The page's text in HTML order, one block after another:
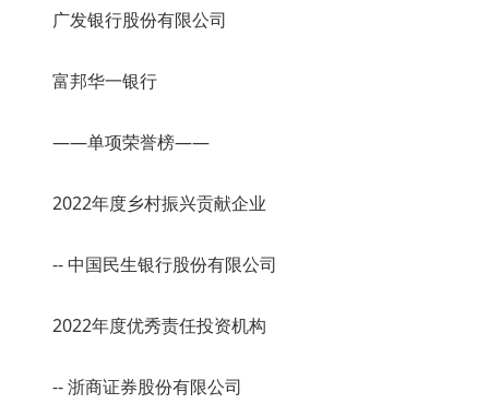
广发银行股份有限公司
富邦华一银行
——单项荣誉榜——
2022年度乡村振兴贡献企业
-- 中国民生银行股份有限公司
2022年度优秀责任投资机构
-- 浙商证券股份有限公司